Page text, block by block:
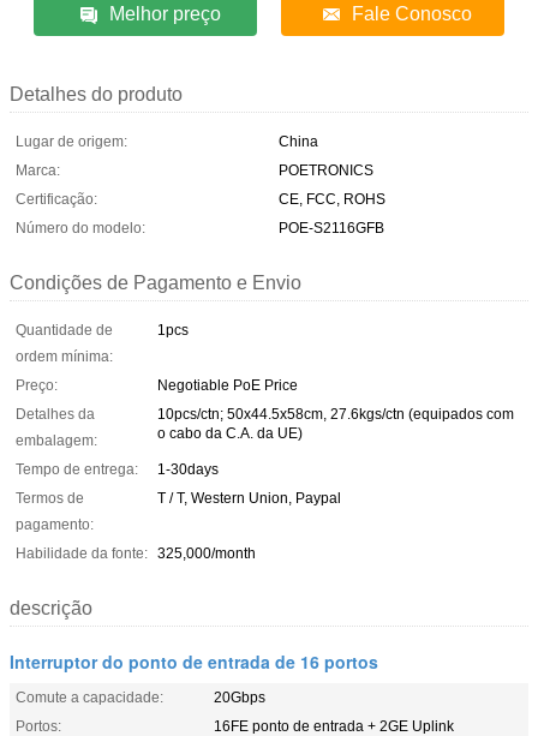
Melhor preço Fale Conosco
Detalhes do produto
Lugar de origem:
China
Marca:
POETRONICS
Certificação:
CE, FCC, ROHS
Número do modelo:
POE-S2116GFB
Condições de Pagamento e Envio
Quantidade de
ordem mínima:
1pcs
Preço:
Negotiable PoE Price
Detalhes da
embalagem:
10pcs/ctn; 50x44.5x58cm, 27.6kgs/ctn (equipados com
o cabo da C.A. da UE)
Tempo de entrega:
1-30days
Termos de
pagamento:
T / T, Western Union, Paypal
Habilidade da fonte: 325,000/month
descrição
Interruptor do ponto de entrada de 16 portos
Comute a capacidade:
20Gbps
Portos:
16FE ponto de entrada + 2GE Uplink